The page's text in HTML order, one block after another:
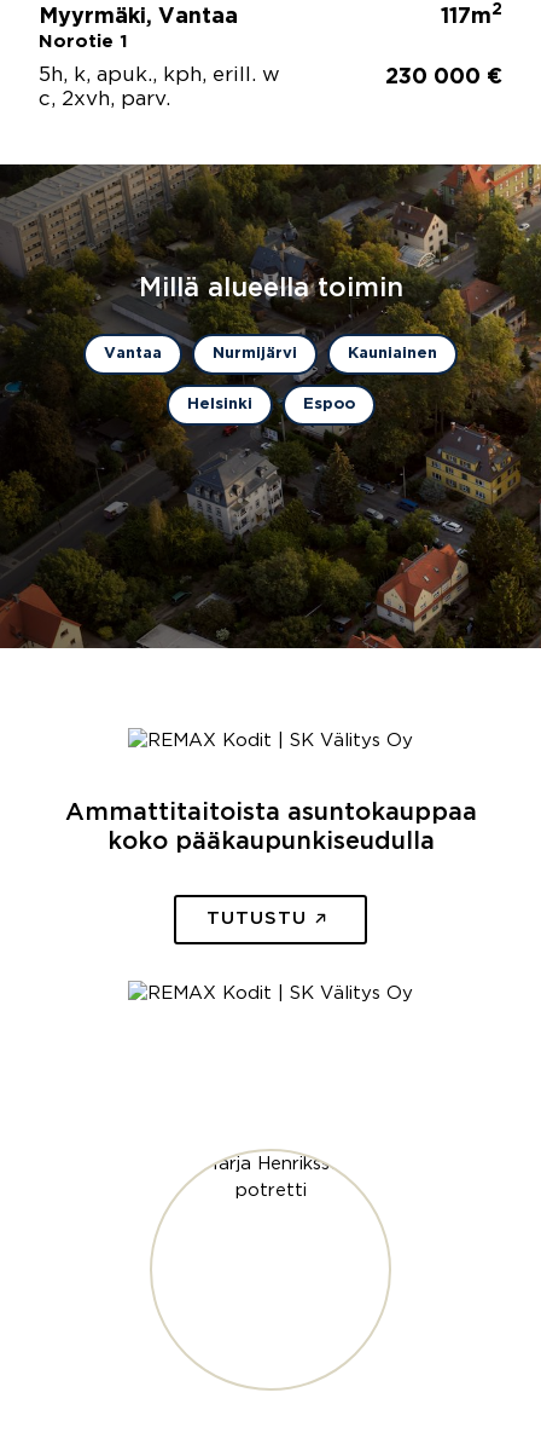
Myyrmäki, Vantaa
Norotie 1
117m2
5h, k, apuk., kph, erill. w
c, 2xvh, parv.
230 000 €
Millä alueella toimin
Vantaa Nurmijärvi Kauniainen
Helsinki Espoo
Ammattitaitoista asuntokauppaa
koko pääkaupunkiseudulla
TUTUSTU